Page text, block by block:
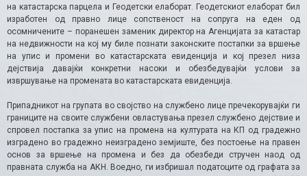
на катастарска парцела и Геодетски елаборат. Геодетскиот елаборат бил
изработен од правно лице сопственост на сопруга на еден од
осомничените – поранешен заменик директор на Агенцијата за катастар
на недвижности на кој му биле познати законските постапки за вршење
на упис и промени во катастарската евиденција и кој презел низа
дејствија давајќи конкретни насоки и обезбедувајќи услови за
извршување на промената во катастарската евиденција.
Припадникот на групата во својство на службено лице пречекорувајќи ги
границите на своите службени овластувања презел службено дејствие и
спровел постапка за упис на промена на културата на КП од градежно
изградено во градежно неизградено земјиште, без постоење на правен
основ за вршење на промена и без да обезбеди стручен наод од
правната служба на АКН. Воедно, ги избришал податоците од графата за